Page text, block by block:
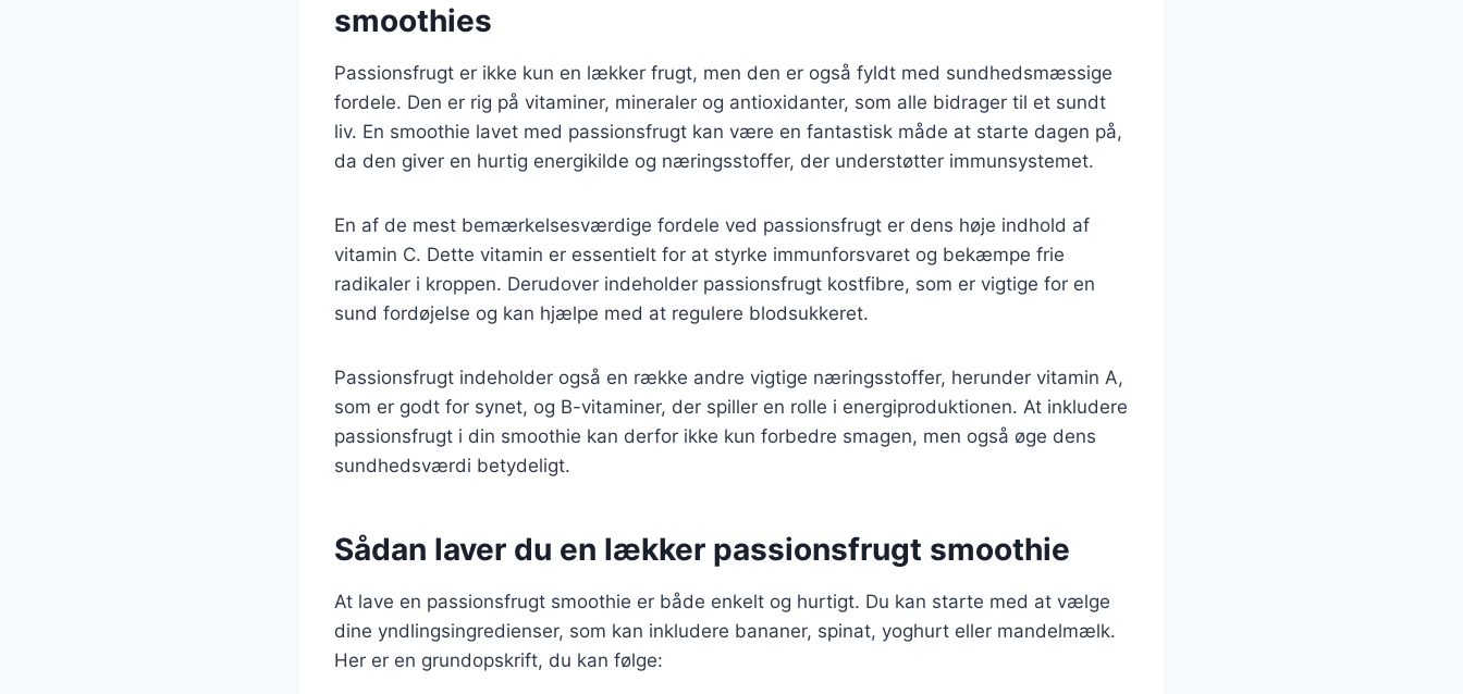
smoothies
Passionsfrugt er ikke kun en lækker frugt, men den er også fyldt med sundhedsmæssige
fordele. Den er rig på vitaminer, mineraler og antioxidanter, som alle bidrager til et sundt
liv. En smoothie lavet med passionsfrugt kan være en fantastisk måde at starte dagen på,
da den giver en hurtig energikilde og næringsstoffer, der understøtter immunsystemet.
En af de mest bemærkelsesværdige fordele ved passionsfrugt er dens høje indhold af
vitamin C. Dette vitamin er essentielt for at styrke immunforsvaret og bekæmpe frie
radikaler i kroppen. Derudover indeholder passionsfrugt kostfibre, som er vigtige for en
sund fordøjelse og kan hjælpe med at regulere blodsukkeret.
Passionsfrugt indeholder også en række andre vigtige næringsstoffer, herunder vitamin A,
som er godt for synet, og B-vitaminer, der spiller en rolle i energiproduktionen. At inkludere
passionsfrugt i din smoothie kan derfor ikke kun forbedre smagen, men også øge dens
sundhedsværdi betydeligt.
Sådan laver du en lækker passionsfrugt smoothie
At lave en passionsfrugt smoothie er både enkelt og hurtigt. Du kan starte med at vælge
dine yndlingsingredienser, som kan inkludere bananer, spinat, yoghurt eller mandelmælk.
Her er en grundopskrift, du kan følge: